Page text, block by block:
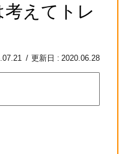
えてトレ
2020.06.28